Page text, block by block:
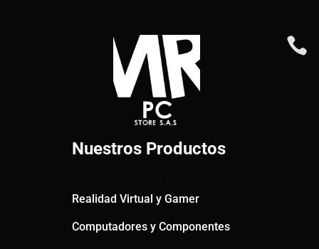

Nuestros Productos
Realidad Virtual y Gamer
Computadores y Componentes